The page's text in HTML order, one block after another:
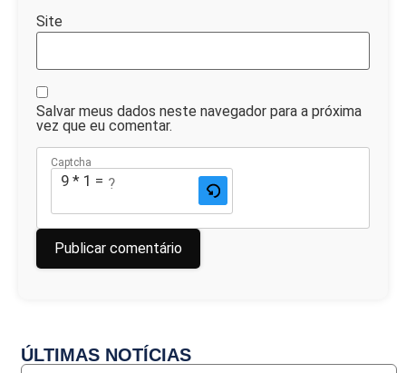
Site
Salvar meus dados neste navegador para a próxima
vez que eu comentar.
Captcha
9 * 1 = ?
ÚLTIMAS NOTÍCIAS